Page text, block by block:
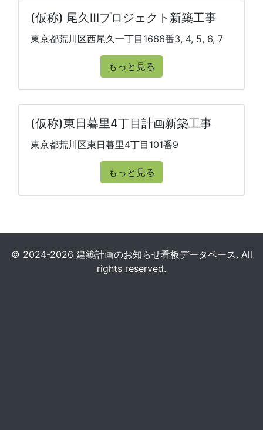
(仮称) 尾久Ⅲプロジェクト新築工事
東京都荒川区西尾久一丁目1666番3, 4, 5, 6, 7
もっと見る
(仮称)東日暮里4丁目計画新築工事
東京都荒川区東日暮里4丁目101番9
もっと見る
© 2024-2026 建築計画のお知らせ看板データベース. All
rights reserved.